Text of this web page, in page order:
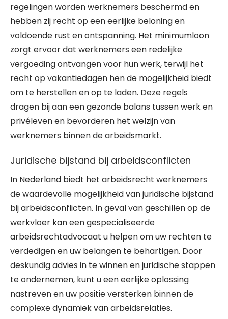
regelingen worden werknemers beschermd en
hebben zij recht op een eerlijke beloning en
voldoende rust en ontspanning. Het minimumloon
zorgt ervoor dat werknemers een redelijke
vergoeding ontvangen voor hun werk, terwijl het
recht op vakantiedagen hen de mogelijkheid biedt
om te herstellen en op te laden. Deze regels
dragen bij aan een gezonde balans tussen werk en
privéleven en bevorderen het welzijn van
werknemers binnen de arbeidsmarkt.
Juridische bijstand bij arbeidsconflicten
In Nederland biedt het arbeidsrecht werknemers
de waardevolle mogelijkheid van juridische bijstand
bij arbeidsconflicten. In geval van geschillen op de
werkvloer kan een gespecialiseerde
arbeidsrechtadvocaat u helpen om uw rechten te
verdedigen en uw belangen te behartigen. Door
deskundig advies in te winnen en juridische stappen
te ondernemen, kunt u een eerlijke oplossing
nastreven en uw positie versterken binnen de
complexe dynamiek van arbeidsrelaties.